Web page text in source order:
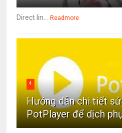
Direct lin... Readmore
4
Hướng dẫn chi tiết
PotPlayer để dịch